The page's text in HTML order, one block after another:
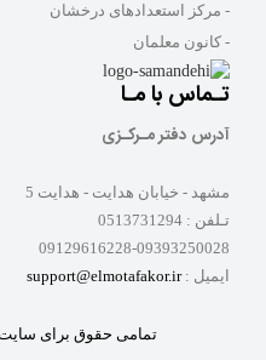
- مرکز استعدادهای درخشان
- کانون معلمان
تـماس با مـا
آدرس دفتر مـرکـزی
مشهد - خیابان هدایت - هدایت 5
تـلفن : 0513731294
09129616228-09393250028
ایمیل :support@elmotafakor.ir
تمامی حقوق برای